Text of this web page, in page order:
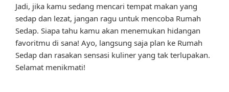
Jadi, jika kamu sedang mencari tempat makan yang
sedap dan lezat, jangan ragu untuk mencoba Rumah
Sedap. Siapa tahu kamu akan menemukan hidangan
favoritmu di sana! Ayo, langsung saja plan ke Rumah
Sedap dan rasakan sensasi kuliner yang tak terlupakan.
Selamat menikmati!